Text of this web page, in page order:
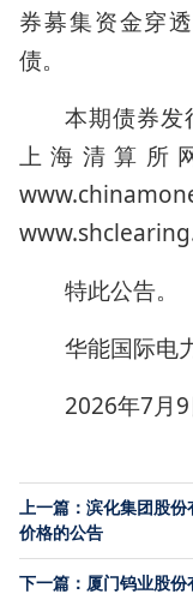
券募集资金穿
债。
本期债券发
上海清算所
特此公告。
华能国际电
2026年7月9
上一篇：滨化集团股
价格的公告
下一篇：厦门钨业股